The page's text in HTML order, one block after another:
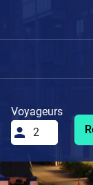
Voyageurs